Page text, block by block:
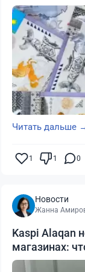
Читать дальше
1 1 0
Новости
Жанна
Kaspi Alaqan
магазинах: